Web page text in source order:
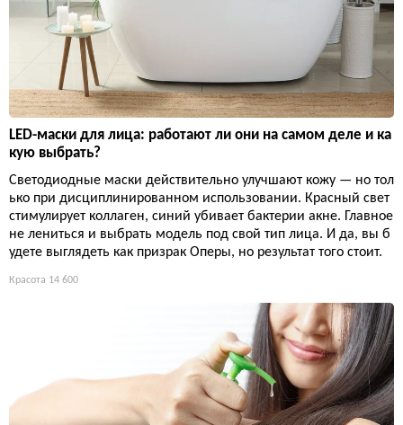
LED-маски для лица: работают ли они на самом деле и ка
кую выбрать?
Светодиодные маски действительно улучшают кожу — но тол
ько при дисциплинированном использовании. Красный свет
стимулирует коллаген, синий убивает бактерии акне. Главное
не лениться и выбрать модель под свой тип лица. И да, вы б
удете выглядеть как призрак Оперы, но результат того стоит.
Красота 14 600